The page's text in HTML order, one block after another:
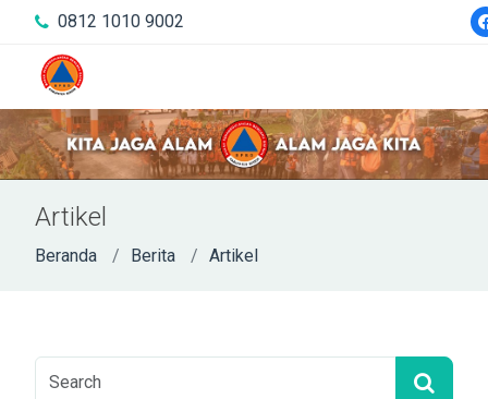
0812 1010 9002
Artikel
Beranda Berita Artikel